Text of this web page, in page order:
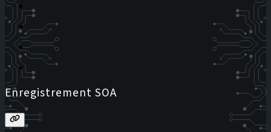
Enregistrement SOA